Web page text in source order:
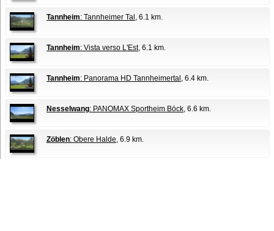
Tannheim: Tannheimer Tal, 6.1 km.
Tannheim: Vista verso L'Est, 6.1 km.
Tannheim: Panorama HD Tannheimertal, 6.4 km.
Nesselwang: PANOMAX Sportheim Böck, 6.6 km.
Zöblen: Obere Halde, 6.9 km.